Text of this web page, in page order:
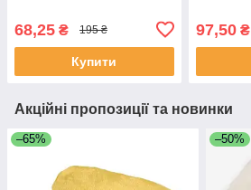
68,25 ₴ 195 ₴
Купити
97,50₴
Акційні пропозиції та новинки
–65% –50%